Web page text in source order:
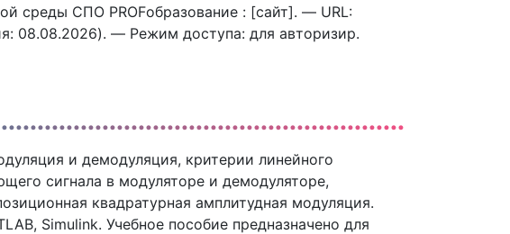
среды СПО PROFобразование : [сайт]. — URL:
08.08.2026). — Режим доступа: для авторизир.
и демодуляция, критерии линейного
сигнала в модуляторе и демодуляторе,
квадратурная амплитудная модуляция.
Simulink. Учебное пособие предназначено для